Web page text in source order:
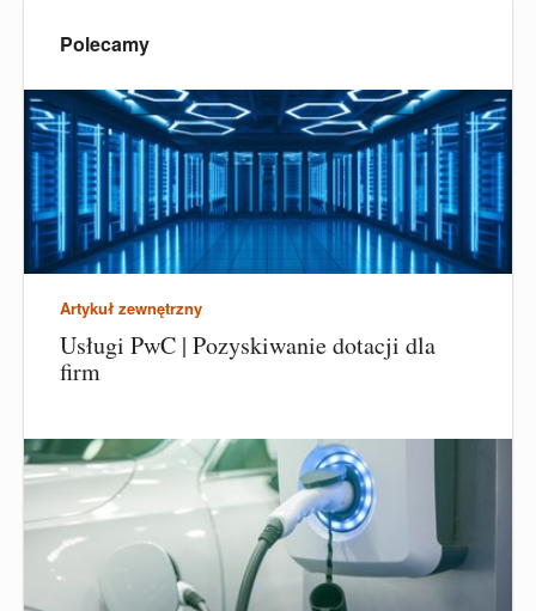
Polecamy
Artykuł zewnętrzny
Usługi PwC | Pozyskiwanie dotacji dla
firm